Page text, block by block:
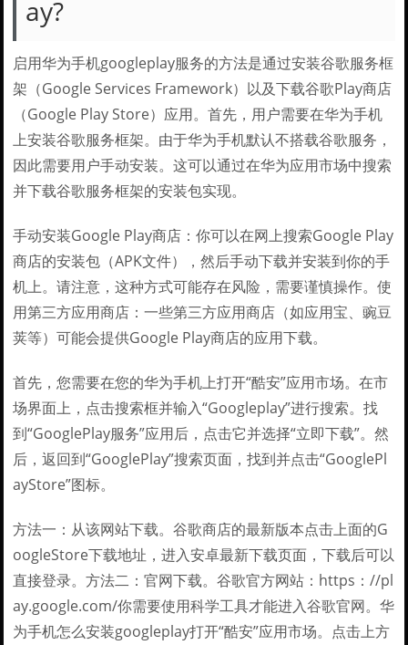
ay?
启用华为手机googleplay服务的方法是通过安装谷歌服务框
架（Google Services Framework）以及下载谷歌Play商店
（Google Play Store）应用。首先，用户需要在华为手机
上安装谷歌服务框架。由于华为手机默认不搭载谷歌服务，
因此需要用户手动安装。这可以通过在华为应用市场中搜索
并下载谷歌服务框架的安装包实现。
手动安装Google Play商店：你可以在网上搜索Google Play
商店的安装包（APK文件），然后手动下载并安装到你的手
机上。请注意，这种方式可能存在风险，需要谨慎操作。使
用第三方应用商店：一些第三方应用商店（如应用宝、豌豆
荚等）可能会提供Google Play商店的应用下载。
首先，您需要在您的华为手机上打开“酷安”应用市场。在市
场界面上，点击搜索框并输入“Googleplay”进行搜索。找
到“GooglePlay服务”应用后，点击它并选择“立即下载”。然
后，返回到“GooglePlay”搜索页面，找到并点击“GooglePl
ayStore”图标。
方法一：从该网站下载。谷歌商店的最新版本点击上面的G
oogleStore下载地址，进入安卓最新下载页面，下载后可以
直接登录。方法二：官网下载。谷歌官方网站：https：//pl
ay.google.com/你需要使用科学工具才能进入谷歌官网。华
为手机怎么安装googleplay打开“酷安”应用市场。点击上方